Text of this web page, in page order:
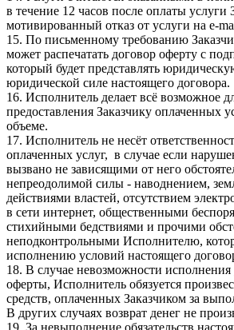
в течение 12 часов после оплаты услуги
мотивированный отказ от услуги на e-
15. По письменному требованию
может распечатать договор оферту с
который будет представлять
юридической силе настоящего договора.
16. Исполнитель делает всё возможное
предоставления Заказчику оплаченных
объеме.
17. Исполнитель не несёт
оплаченных услуг, в случае если
вызвано не зависящими от него
непреодолимой силы - наводнением,
действиями властей, отсутствием
в сети интернет, общественными
стихийными бедствиями и прочими
неподконтрольными Исполнителю,
исполнению условий настоящего
18. В случае невозможности исполнения
оферты, Исполнитель обязуется
средств, оплаченных Заказчиком за
В других случаях возврат денег не